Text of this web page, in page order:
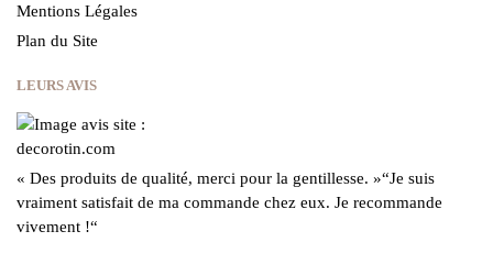
Mentions Légales
Plan du Site
LEURS AVIS
« Des produits de qualité, merci pour la gentillesse. »“Je suis
vraiment satisfait de ma commande chez eux. Je recommande
vivement !“